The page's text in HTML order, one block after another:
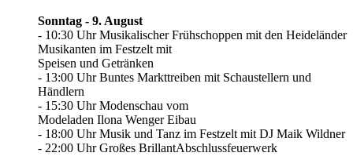
Sonntag - 9. August
- 10:30 Uhr Musikalischer Frühschoppen mit den Heideländer
Musikanten im Festzelt mit
Speisen und Getränken
- 13:00 Uhr Buntes Markttreiben mit Schaustellern und
Händlern
- 15:30 Uhr Modenschau vom
Modeladen Ilona Wenger Eibau
- 18:00 Uhr Musik und Tanz im Festzelt mit DJ Maik Wildner
- 22:00 Uhr Großes BrillantAbschlussfeuerwerk